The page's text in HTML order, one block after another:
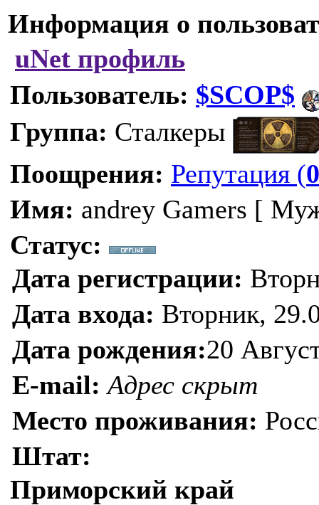
Информация о
uNet профиль
Пользователь: $SCOP$
Группа: Сталкеры
Поощрения: Репутация (0
Имя: andrey Gamers [
Статус:
Дата регистрации:
Дата входа: Вторник,
Дата рождения:20
E-mail: Адрес скрыт
Место проживания:
Штат:
Приморский край